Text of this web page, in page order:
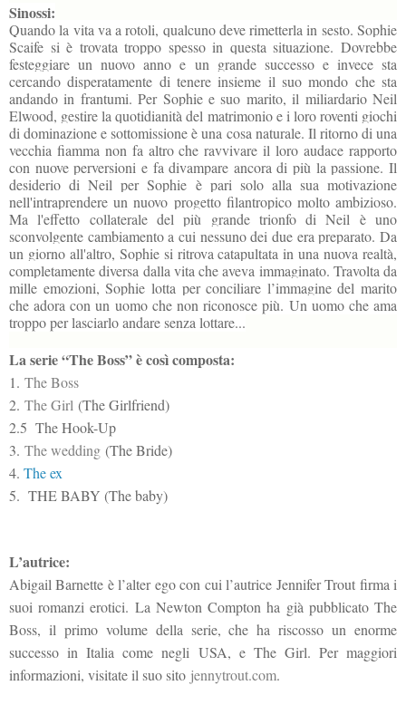
Sinossi:
Quando la vita va a rotoli, qualcuno deve rimetterla in sesto. Sophie
Scaife si è trovata troppo spesso in questa situazione. Dovrebbe
festeggiare un nuovo anno e un grande successo e invece sta
cercando disperatamente di tenere insieme il suo mondo che sta
andando in frantumi. Per Sophie e suo marito, il miliardario Neil
Elwood, gestire la quotidianità del matrimonio e i loro roventi giochi
di dominazione e sottomissione è una cosa naturale. Il ritorno di una
vecchia fiamma non fa altro che ravvivare il loro audace rapporto
con nuove perversioni e fa divampare ancora di più la passione. Il
desiderio di Neil per Sophie è pari solo alla sua motivazione
nell'intraprendere un nuovo progetto filantropico molto ambizioso.
Ma l'effetto collaterale del più grande trionfo di Neil è uno
sconvolgente cambiamento a cui nessuno dei due era preparato. Da
un giorno all'altro, Sophie si ritrova catapultata in una nuova realtà,
completamente diversa dalla vita che aveva immaginato. Travolta da
mille emozioni, Sophie lotta per conciliare l’immagine del marito
che adora con un uomo che non riconosce più. Un uomo che ama
troppo per lasciarlo andare senza lottare...
La serie “The Boss” è così composta:
1. The Boss
2. The Girl (The Girlfriend)
2.5 The Hook-Up
3. The wedding (The Bride)
4. The ex
5. THE BABY (The baby)
L’autrice:
Abigail Barnette è l’alter ego con cui l’autrice Jennifer Trout firma i
suoi romanzi erotici. La Newton Compton ha già pubblicato The
Boss, il primo volume della serie, che ha riscosso un enorme
successo in Italia come negli USA, e The Girl. Per maggiori
informazioni, visitate il suo sito jennytrout.com.